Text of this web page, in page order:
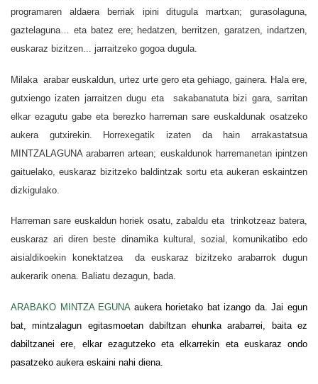
programaren aldaera berriak ipini ditugula martxan; gurasolaguna,
gaztelaguna… eta batez ere; hedatzen, berritzen, garatzen, indartzen,
euskaraz bizitzen... jarraitzeko gogoa dugula.
Milaka arabar euskaldun, urtez urte gero eta gehiago, gainera. Hala ere,
gutxiengo izaten jarraitzen dugu eta sakabanatuta bizi gara, sarritan
elkar ezagutu gabe eta berezko harreman sare euskaldunak osatzeko
aukera gutxirekin. Horrexegatik izaten da hain arrakastatsua
MINTZALAGUNA arabarren artean; euskaldunok harremanetan ipintzen
gaituelako, euskaraz bizitzeko baldintzak sortu eta aukeran eskaintzen
dizkigulako.
Harreman sare euskaldun horiek osatu, zabaldu eta trinkotzeaz batera,
euskaraz ari diren beste dinamika kultural, sozial, komunikatibo edo
aisialdikoekin konektatzea da euskaraz bizitzeko arabarrok dugun
aukerarik onena. Baliatu dezagun, bada.
ARABAKO MINTZA EGUNAaukera horietako bat izango da. Jai egun
bat, mintzalagun egitasmoetan dabiltzan ehunka arabarrei, baita ez
dabiltzanei ere, elkar ezagutzeko eta elkarrekin eta euskaraz ondo
pasatzeko aukera eskaini nahi diena.